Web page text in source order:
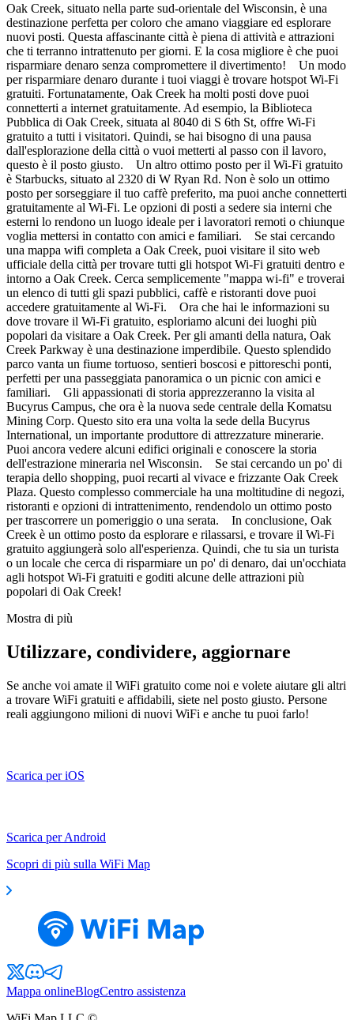
Oak Creek, situato nella parte sud-orientale del Wisconsin, è una
destinazione perfetta per coloro che amano viaggiare ed esplorare
nuovi posti. Questa affascinante città è piena di attività e attrazioni
che ti terranno intrattenuto per giorni. E la cosa migliore è che puoi
risparmiare denaro senza compromettere il divertimento! Un modo
per risparmiare denaro durante i tuoi viaggi è trovare hotspot Wi-Fi
gratuiti. Fortunatamente, Oak Creek ha molti posti dove puoi
connetterti a internet gratuitamente. Ad esempio, la Biblioteca
Pubblica di Oak Creek, situata al 8040 di S 6th St, offre Wi-Fi
gratuito a tutti i visitatori. Quindi, se hai bisogno di una pausa
dall'esplorazione della città o vuoi metterti al passo con il lavoro,
questo è il posto giusto. Un altro ottimo posto per il Wi-Fi gratuito
è Starbucks, situato al 2320 di W Ryan Rd. Non è solo un ottimo
posto per sorseggiare il tuo caffè preferito, ma puoi anche connetterti
gratuitamente al Wi-Fi. Le opzioni di posti a sedere sia interni che
esterni lo rendono un luogo ideale per i lavoratori remoti o chiunque
voglia mettersi in contatto con amici e familiari. Se stai cercando
una mappa wifi completa a Oak Creek, puoi visitare il sito web
ufficiale della città per trovare tutti gli hotspot Wi-Fi gratuiti dentro e
intorno a Oak Creek. Cerca semplicemente "mappa wi-fi" e troverai
un elenco di tutti gli spazi pubblici, caffè e ristoranti dove puoi
accedere gratuitamente al Wi-Fi. Ora che hai le informazioni su
dove trovare il Wi-Fi gratuito, esploriamo alcuni dei luoghi più
popolari da visitare a Oak Creek. Per gli amanti della natura, Oak
Creek Parkway è una destinazione imperdibile. Questo splendido
parco vanta un fiume tortuoso, sentieri boscosi e pittoreschi ponti,
perfetti per una passeggiata panoramica o un picnic con amici e
familiari. Gli appassionati di storia apprezzeranno la visita al
Bucyrus Campus, che ora è la nuova sede centrale della Komatsu
Mining Corp. Questo sito era una volta la sede della Bucyrus
International, un importante produttore di attrezzature minerarie.
Puoi ancora vedere alcuni edifici originali e conoscere la storia
dell'estrazione mineraria nel Wisconsin. Se stai cercando un po' di
terapia dello shopping, puoi recarti al vivace e frizzante Oak Creek
Plaza. Questo complesso commerciale ha una moltitudine di negozi,
ristoranti e opzioni di intrattenimento, rendendolo un ottimo posto
per trascorrere un pomeriggio o una serata. In conclusione, Oak
Creek è un ottimo posto da esplorare e rilassarsi, e trovare il Wi-Fi
gratuito aggiungerà solo all'esperienza. Quindi, che tu sia un turista
o un locale che cerca di risparmiare un po' di denaro, dai un'occhiata
agli hotspot Wi-Fi gratuiti e goditi alcune delle attrazioni più
popolari di Oak Creek!
Mostra di più
Utilizzare, condividere, aggiornare
Se anche voi amate il WiFi gratuito come noi e volete aiutare gli altri
a trovare WiFi gratuiti e affidabili, siete nel posto giusto. Persone
reali aggiungono milioni di nuovi WiFi e anche tu puoi farlo!
Scarica per iOS
Scarica per Android
Scopri di più sulla WiFi Map
Mappa onlineBlogCentro assistenza